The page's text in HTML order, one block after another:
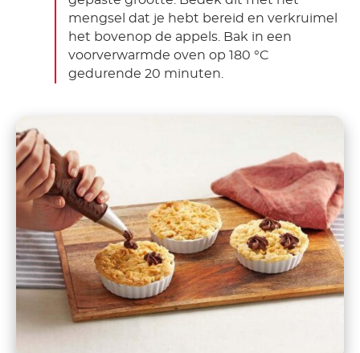
mengsel dat je hebt bereid en verkruimel
het bovenop de appels. Bak in een
voorverwarmde oven op 180 °C
gedurende 20 minuten.